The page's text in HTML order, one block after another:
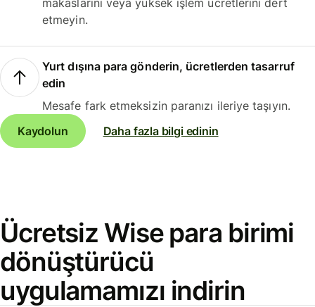
makaslarını veya yüksek işlem ücretlerini dert
etmeyin.
Yurt dışına para gönderin, ücretlerden tasarruf
edin
Mesafe fark etmeksizin paranızı ileriye taşıyın.
Kaydolun
Daha fazla bilgi edinin
Ücretsiz Wise para birimi
dönüştürücü
uygulamamızı indirin